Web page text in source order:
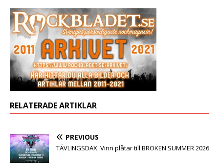
RELATERADE ARTIKLAR
PREVIOUS
TÄVLINGSDAX: Vinn plåtar till BROKEN SUMMER 2026